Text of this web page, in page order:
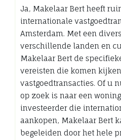
Ja, Makelaar Bert heeft
internationale
Amsterdam. Met een
verschillende landen en
Makelaar Bert de
vereisten die komen
vastgoedtransacties. Of u
op zoek is naar een
investeerder die
aankopen, Makelaar Bert
begeleiden door het hele